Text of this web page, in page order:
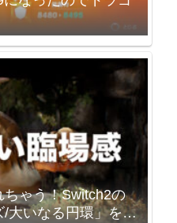
ゃう！Switch2の
/大いなる円環」を買